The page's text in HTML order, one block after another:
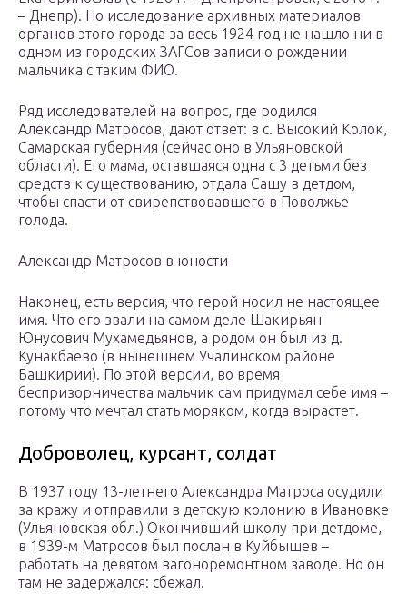
– Днепр). Но исследование архивных материалов
органов этого города за весь 1924 год не нашло ни в
одном из городских ЗАГСов записи о рождении
мальчика с таким ФИО.
Ряд исследователей на вопрос, где родился
Александр Матросов, дают ответ: в с. Высокий Колок,
Самарская губерния (сейчас оно в Ульяновской
области). Его мама, оставшаяся одна с 3 детьми без
средств к существованию, отдала Сашу в детдом,
чтобы спасти от свирепствовавшего в Поволжье
голода.
Александр Матросов в юности
Наконец, есть версия, что герой носил не настоящее
имя. Что его звали на самом деле Шакирьян
Юнусович Мухамедьянов, а родом он был из д.
Кунакбаево (в нынешнем Учалинском районе
Башкирии). По этой версии, во время
беспризорничества мальчик сам придумал себе имя –
потому что мечтал стать моряком, когда вырастет.
Доброволец, курсант, солдат
В 1937 году 13-летнего Александра Матроса осудили
за кражу и отправили в детскую колонию в Ивановке
(Ульяновская обл.) Окончивший школу при детдоме,
в 1939-м Матросов был послан в Куйбышев –
работать на девятом вагоноремонтном заводе. Но он
там не задержался: сбежал.